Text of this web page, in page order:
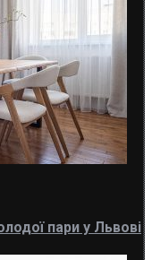
пари у Львові